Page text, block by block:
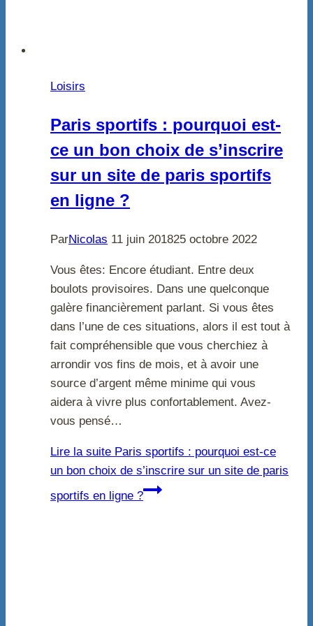
Loisirs
Paris sportifs : pourquoi est-
ce un bon choix de s’inscrire
sur un site de paris sportifs
en ligne ?
ParNicolas 11 juin 201825 octobre 2022
Vous êtes: Encore étudiant. Entre deux
boulots provisoires. Dans une quelconque
galère financièrement parlant. Si vous êtes
dans l’une de ces situations, alors il est tout à
fait compréhensible que vous cherchiez à
arrondir vos fins de mois, et à avoir une
source d’argent même minime qui vous
aidera à vivre plus confortablement. Avez-
vous pensé…
Lire la suite Paris sportifs : pourquoi est-ce
un bon choix de s’inscrire sur un site de paris
sportifs en ligne ?